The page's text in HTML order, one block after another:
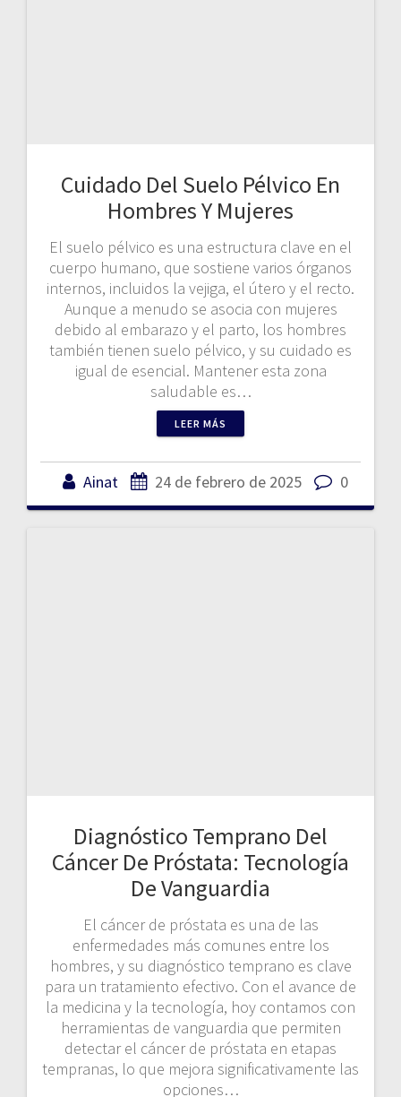
LEER MÁS
Diagnóstico Temprano Del
Cáncer De Próstata: Tecnología
De Vanguardia
El cáncer de próstata es una de las
enfermedades más comunes entre los
hombres, y su diagnóstico temprano es clave
para un tratamiento efectivo. Con el avance de
la medicina y la tecnología, hoy contamos con
herramientas de vanguardia que permiten
detectar el cáncer de próstata en etapas
tempranas, lo que mejora significativamente las
opciones…